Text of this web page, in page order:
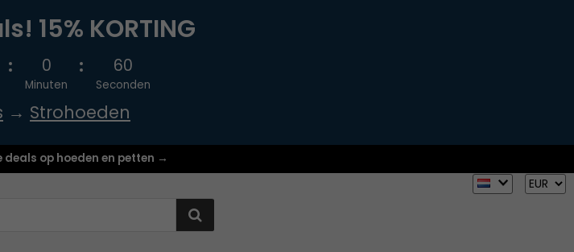
15% KORTING
0
Minuten
59
Seconden
→ Strohoeden
deals op hoeden en petten →